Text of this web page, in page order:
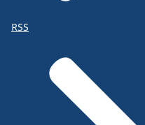
RSS